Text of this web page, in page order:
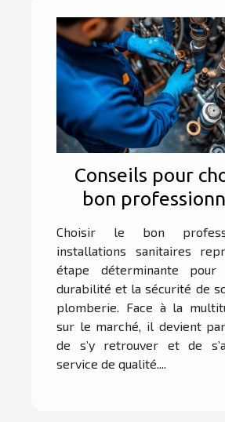
Conseils pour
bon
Choisir le bon
installations sanitaires
étape déterminante
durabilité et la sécurité de
plomberie. Face à la
sur le marché, il devient
de s’y retrouver et de
service de qualité....